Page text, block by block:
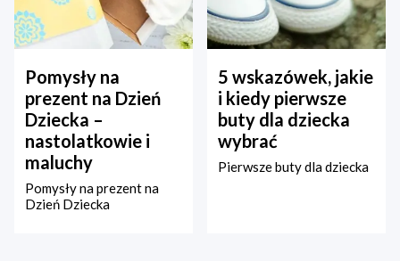
Pomysły na
prezent na Dzień
Dziecka –
nastolatkowie i
maluchy
Pomysły na prezent na
Dzień Dziecka
5 wskazówek, jakie
i kiedy pierwsze
buty dla dziecka
wybrać
Pierwsze buty dla dziecka